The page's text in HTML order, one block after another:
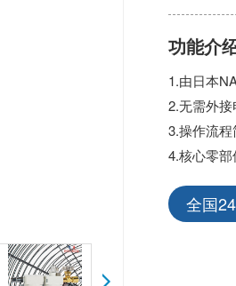
功能介
1.由日本
2.无需外接
3.操作流程
4.核心零部
全国